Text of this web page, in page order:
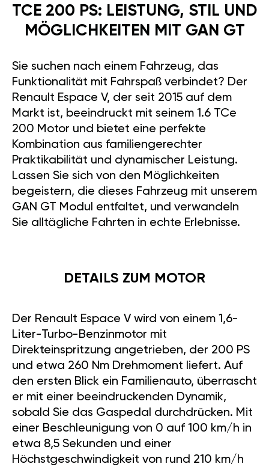
TCE 200 PS: LEISTUNG, STIL UND
MÖGLICHKEITEN MIT GAN GT
Sie suchen nach einem Fahrzeug, das
Funktionalität mit Fahrspaß verbindet? Der
Renault Espace V, der seit 2015 auf dem
Markt ist, beeindruckt mit seinem 1.6 TCe
200 Motor und bietet eine perfekte
Kombination aus familiengerechter
Praktikabilität und dynamischer Leistung.
Lassen Sie sich von den Möglichkeiten
begeistern, die dieses Fahrzeug mit unserem
GAN GT Modul entfaltet, und verwandeln
Sie alltägliche Fahrten in echte Erlebnisse.
DETAILS ZUM MOTOR
Der Renault Espace V wird von einem 1,6-
Liter-Turbo-Benzinmotor mit
Direkteinspritzung angetrieben, der 200 PS
und etwa 260 Nm Drehmoment liefert. Auf
den ersten Blick ein Familienauto, überrascht
er mit einer beeindruckenden Dynamik,
sobald Sie das Gaspedal durchdrücken. Mit
einer Beschleunigung von 0 auf 100 km/h in
etwa 8,5 Sekunden und einer
Höchstgeschwindigkeit von rund 210 km/h